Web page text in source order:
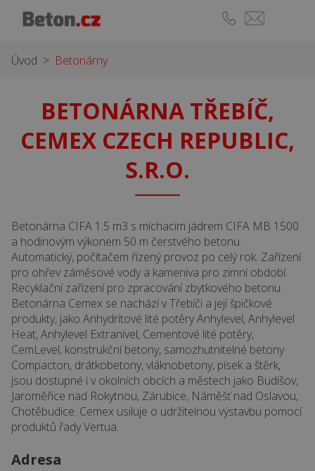
Úvod > Betonárny
BETONÁRNA TŘEBÍČ,
CEMEX CZECH REPUBLIC,
S.R.O.
Betonárna CIFA 1.5 m3 s míchacím jádrem CIFA MB 1500
a hodinovým výkonem 50 m čerstvého betonu.
Automatický, počítačem řízený provoz po celý rok. Zařízení
pro ohřev záměsové vody a kameniva pro zimní období.
Recyklační zařízení pro zpracování zbytkového betonu.
Betonárna Cemex se nachází v Třebíči a její špičkové
produkty, jako Anhydritové lité potěry Anhylevel, Anhylevel
Heat, Anhylevel Extranivel, Cementové lité potěry,
CemLevel, konstrukční betony, samozhutnitelné betony
Compacton, drátkobetony, vláknobetony, písek a štěrk,
jsou dostupné i v okolních obcích a městech jako Budišov,
Jaroměřice nad Rokytnou, Zárubice, Náměšť nad Oslavou,
Chotěbudice. Cemex usiluje o udržitelnou výstavbu pomocí
produktů řady Vertua.
Adresa